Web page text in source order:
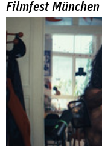
Filmfest